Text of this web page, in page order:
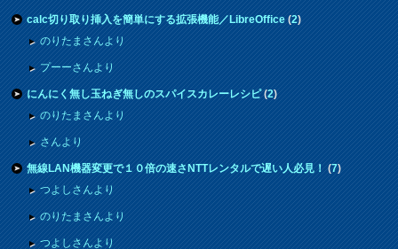
calc切り取り挿入を簡単にする拡張機能／LibreOffice(2)
のりたまさんより
プーーさんより
にんにく無し玉ねぎ無しのスパイスカレーレシピ(2)
のりたまさんより
さんより
無線LAN機器変更で１０倍の速さNTTレンタルで遅い人必見！(7)
つよしさんより
のりたまさんより
つよしさんより